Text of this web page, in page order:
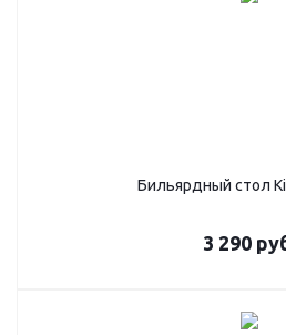
Бильярдный стол
3 290